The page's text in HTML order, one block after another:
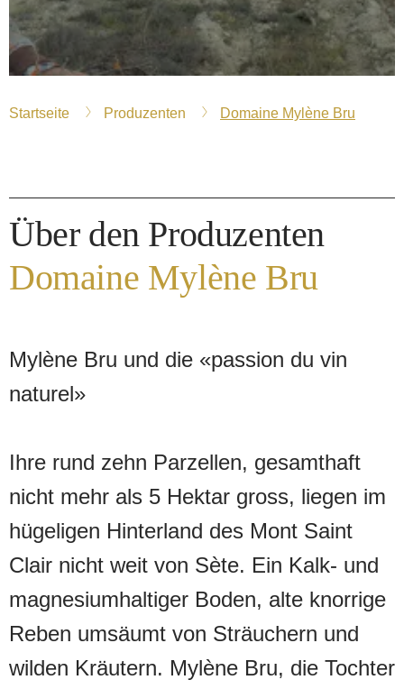
Startseite Produzenten Domaine Mylène Bru
Über den Produzenten
Domaine Mylène Bru
Mylène Bru und die «passion du vin
naturel»
Ihre rund zehn Parzellen, gesamthaft
nicht mehr als 5 Hektar gross, liegen im
hügeligen Hinterland des Mont Saint
Clair nicht weit von Sète. Ein Kalk- und
magnesiumhaltiger Boden, alte knorrige
Reben umsäumt von Sträuchern und
wilden Kräutern. Mylène Bru, die Tochter